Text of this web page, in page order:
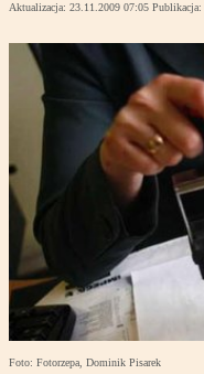
Aktualizacja: 23.11.2009 07:05 Publikacja:
Foto: Fotorzepa, Dominik Pisarek